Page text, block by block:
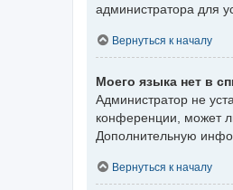
администратора для
Вернуться к началу
Моего языка нет в
Администратор не
конференции, может
Дополнительную
Вернуться к началу